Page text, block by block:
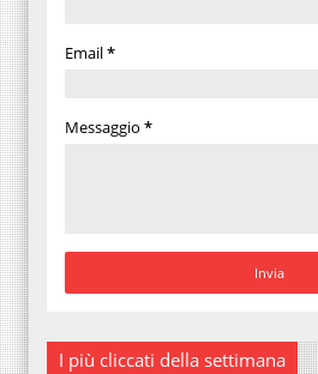
Email*
Messaggio *
I più cliccati della settimana